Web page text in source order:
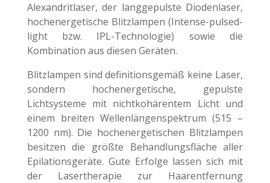
Alexandritlaser, der langgepulste Diodenlaser,
hochenergetische Blitzlampen (Intense-pulsed-
light bzw. IPL-Technologie) sowie die
Kombination aus diesen Geräten.
Blitzlampen sind definitionsgemäß keine Laser,
sondern hochenergetische, gepulste
Lichtsysteme mit nichtkohärentem Licht und
einem breiten Wellenlängenspektrum (515 –
1200 nm). Die hochenergetischen Blitzlampen
besitzen die größte Behandlungsfläche aller
Epilationsgeräte. Gute Erfolge lassen sich mit
der Lasertherapie zur Haarentfernung